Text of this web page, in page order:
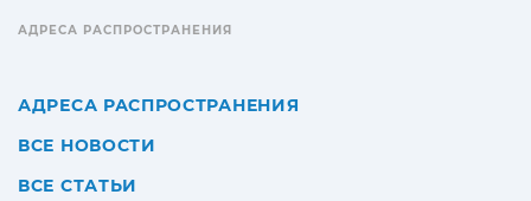
АДРЕСА РАСПРОСТРАНЕНИЯ
АДРЕСА РАСПРОСТРАНЕНИЯ
ВСЕ НОВОСТИ
ВСЕ СТАТЬИ